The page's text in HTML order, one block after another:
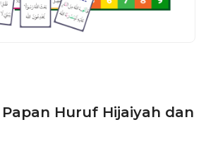
Huruf Hijaiyah dan